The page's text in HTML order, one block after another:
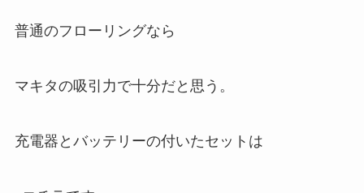
普通のフローリングなら
マキタの吸引力で十分だと思う。
充電器とバッテリーの付いたセットは